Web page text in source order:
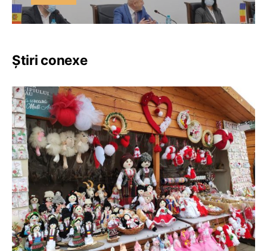
Știri conexe